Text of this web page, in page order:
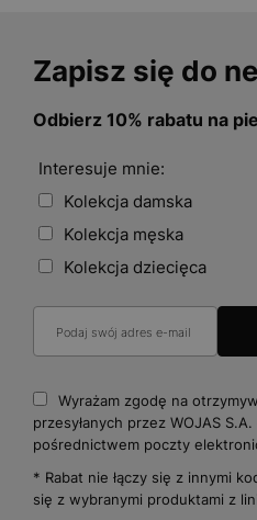
Zapisz się do
Odbierz 10% rabatu na
Interesuje mnie:
Kolekcja damska
Kolekcja męska
Kolekcja dziecięca
Wyrażam zgodę na
przesyłanych przez WOJAS
pośrednictwem poczty
* Rabat nie łączy się z innymi
się z wybranymi produktami z